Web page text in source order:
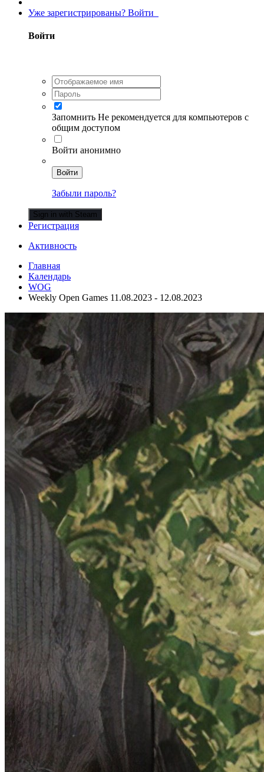
Уже зарегистрированы? Войти
Войти
Запомнить Не рекомендуется для компьютеров с
общим доступом
Войти анонимно
Войти
Забыли пароль?
Sign in with Steam
Регистрация
Активность
Главная
Календарь
WOG
Weekly Open Games 11.08.2023 - 12.08.2023